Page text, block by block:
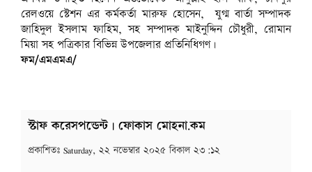
রেলওয়ে স্টেশন এর কর্মকর্তা মারুফ হোসেন, যুগ্ম বার্তা সম্পাদক
জাহিদুল ইসলাম ফাহিম, সহ সম্পাদক মাইনুদ্দিন চৌধুরী, রোমান
মিয়া সহ পত্রিকার বিভিন্ন উপজেলার প্রতিনিধিগণ।
ফম/এমএমএ/
স্টাফ করেসপন্ডেন্ট | ফোকাস মোহনা.কম
প্রকাশিতঃ Saturday, ২২ নভেম্বার ২০২৫ বিকাল ২৩:১২